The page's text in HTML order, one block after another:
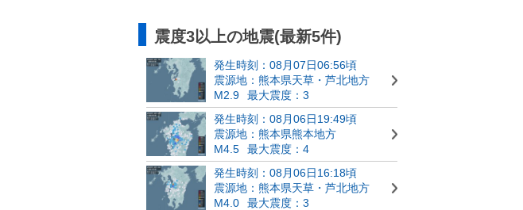
震度3以上の地震(最新5件)
発生時刻：08月07日06:56頃
震源地：熊本県天草・芦北地方
M2.9
最大震度：3
発生時刻：08月06日19:49頃
震源地：熊本県熊本地方
M4.5
最大震度：4
発生時刻：08月06日16:18頃
震源地：熊本県天草・芦北地方
M4.0
最大震度：3